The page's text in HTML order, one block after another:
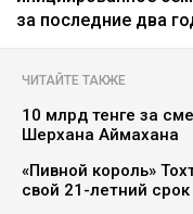
за последние два
ЧИТАЙТЕ ТАКЖЕ
10 млрд тенге за
Шерхана Аймахана
«Пивной король»
свой 21-летний срок